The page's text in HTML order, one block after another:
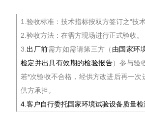
1.验收标准：技术指标按双方签订之“技
2.验收方法：在需方现场进行正式验收。
3.出厂前需方如需请第三方（ 由国家环
检定并出具有效期的检验报告）参与验
若*次验收不合格，经供方改进后再一次
供方承担。
4.客户自行委托国家环境试验设备质量检